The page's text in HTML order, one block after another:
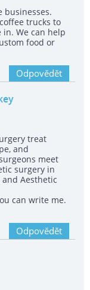
businesses.
trucks to
We can help
food or
Odpovědět
treat
and
meet
surgery in
Aesthetic
can write me.
Odpovědět